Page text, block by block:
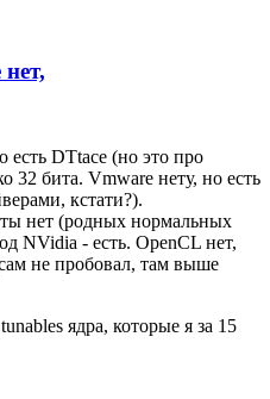
есть DTtace (но это про
32 бита. Vmware нету, но есть
кстати?).
нет (родных нормальных
NVidia - есть. OpenCL нет,
не пробовал, там выше
ядра, которые я за 15